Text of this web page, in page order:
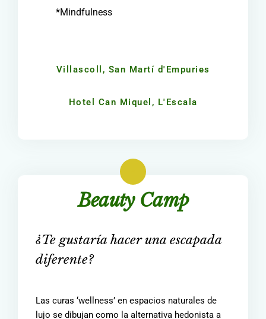
*Mindfulness
Villascoll, San Martí d'Empuries
Hotel Can Miquel, L'Escala
Beauty Camp
¿Te gustaría hacer una escapada
diferente?
Las curas ‘wellness’ en espacios naturales de
lujo se dibujan como la alternativa hedonista a